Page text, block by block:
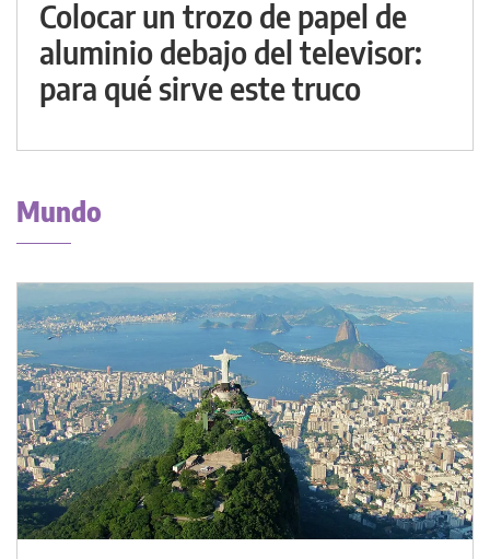
Colocar un trozo de papel de
aluminio debajo del televisor:
para qué sirve este truco
Mundo